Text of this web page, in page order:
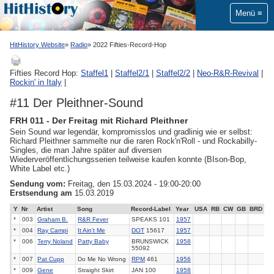
Menü
HitHistory Website Radio 2022 Fifties-Record-Hop
Fifties Record Hop: Staffel1 Staffel2/1 Staffel2/2 Neo-R&R-Revival
Rockin' in Italy
#11 Der Pleithner-Sound
FRH 011 - Der Freitag mit Richard Pleithner
Sein Sound war legendär, kompromisslos und gradlinig wie er selbst:
Richard Pleithner sammelte nur die raren Rock'n'Roll - und Rockabilly-
Singles, die man Jahre später auf diversen
Wiederveröffentlichungsserien teilweise kaufen konnte (BIson-Bop,
White Label etc.)
Sendung vom: Freitag, den 15.03.2024 - 19:00-20:00
Erstsendung am 15.03.2019
Y Nr Artist Song Record-Label Year USA RB CW GB
BRD
*
003 Graham B. R&R Fever SPEAKS 101
1957
*
004 Ray Campi It Ain't Me DOT 15617
1957
*
006 Terry Noland Patty Baby
BRUNSWICK
55092
1958
* 007 Pat Cupp Do Me No Wrong RPM 461
1956
*
009
Gene
Straight Skirt JAN 100 1958